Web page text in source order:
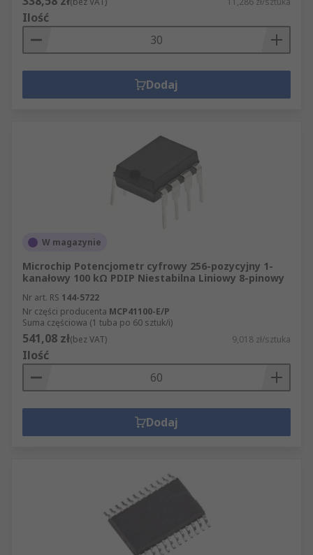
Ilość
Dodaj
W magazynie
Microchip Potencjometr cyfrowy 256-pozycyjny 1-
kanałowy 100 kΩ PDIP Niestabilna Liniowy 8-pinowy
Nr art. RS 144-5722
Nr części producenta MCP41100-E/P
Suma częściowa (1 tuba po 60 sztuk/i)
541,08 zł(bez VAT) 9,018 zł/sztuka
Ilość
Dodaj